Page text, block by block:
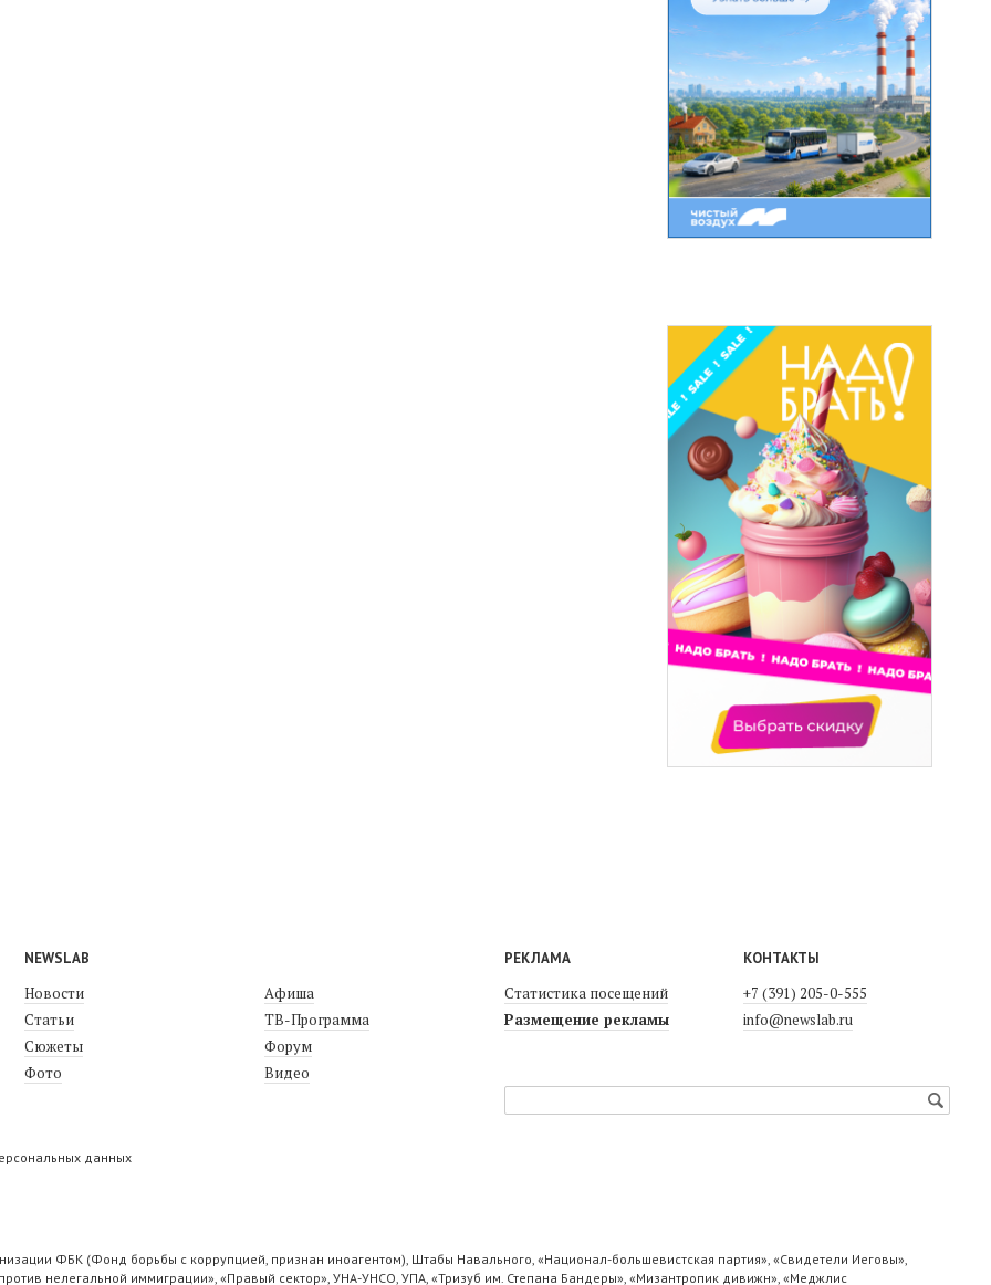
NEWSLAB
Новости
Статьи
Сюжеты
Фото
Афиша
ТВ-Программа
Форум
Видео
РЕКЛАМА
Статистика посещений
Размещение рекламы
КОНТАКТЫ
+7 (391) 205-0-555
info@newslab.ru
данных
ФБК (Фонд борьбы с коррупцией, признан иноагентом), Штабы Навального, «Национал-большевистская партия», «Свидетели Иеговы»,
нелегальной иммиграции», «Правый сектор», УНА-УНСО, УПА, «Тризуб им. Степана Бандеры», «Мизантропик дивижн», «Меджлис